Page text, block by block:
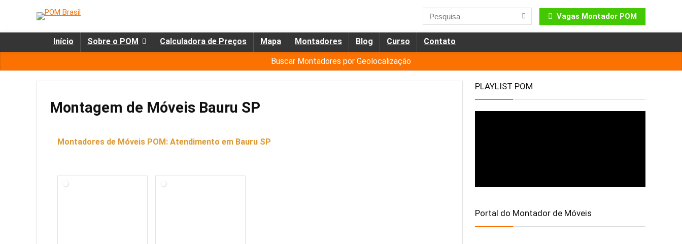
Vagas Montador POM
Início Sobre o POM Calculadora de Preços Mapa Montadores Blog Curso Contato
Buscar Montadores por Geolocalização
Montagem de Móveis Bauru SP
Montadores de Móveis POM: Atendimento em Bauru SP
PLAYLIST POM
Portal do Montador de Móveis